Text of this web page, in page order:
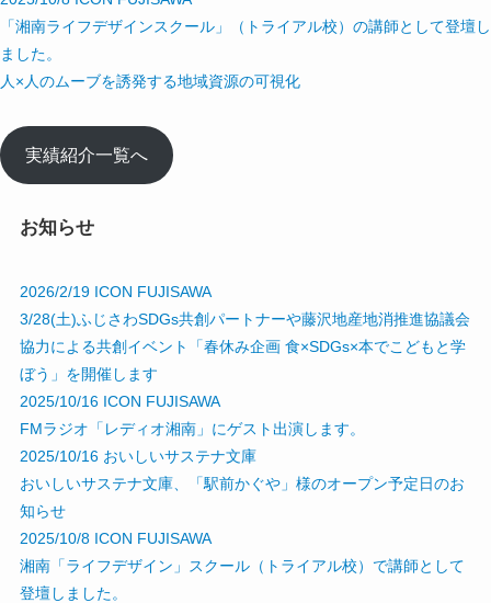
「湘南ライフデザインスクール」（トライアル校）の講師として登壇し
ました。
人×人のムーブを誘発する地域資源の可視化
実績紹介一覧へ
お知らせ
2026/2/19 ICON FUJISAWA
3/28(土)ふじさわSDGs共創パートナーや藤沢地産地消推進協議会
協力による共創イベント「春休み企画 食×SDGs×本でこどもと学
ぼう」を開催します
2025/10/16 ICON FUJISAWA
FMラジオ「レディオ湘南」にゲスト出演します。
2025/10/16 おいしいサステナ文庫
おいしいサステナ文庫、「駅前かぐや」様のオープン予定日のお
知らせ
2025/10/8 ICON FUJISAWA
湘南「ライフデザイン」スクール（トライアル校）で講師として
登壇しました。